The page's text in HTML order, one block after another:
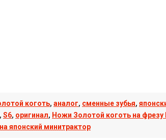
коготь, аналог, сменные зубья,
, S6, оригинал, Ножи Золотой коготь на фрезу
японский минитрактор